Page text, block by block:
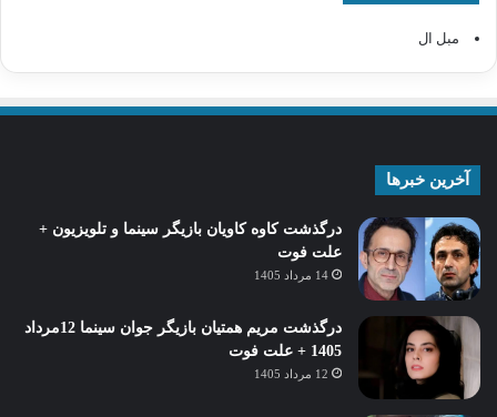
مبل ال
آخرین خبرها
درگذشت کاوه کاویان بازیگر سینما و تلویزیون +
علت فوت
14 مرداد 1405
درگذشت مریم همتیان بازیگر جوان سینما 12مرداد
1405 + علت فوت
12 مرداد 1405